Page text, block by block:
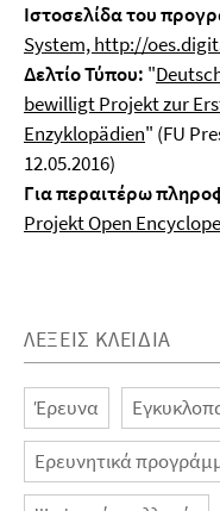
Ιστοσελίδα του
System, http://
Δελτίο Τύπου: "
bewilligt Projekt zur
Enzyklopädien" (FU
12.05.2016)
Για περαιτέρω
Projekt Open
ΛΈΞΕΙΣ ΚΛΕΙΔΙΆ
Έρευνα
Ερευνητικά